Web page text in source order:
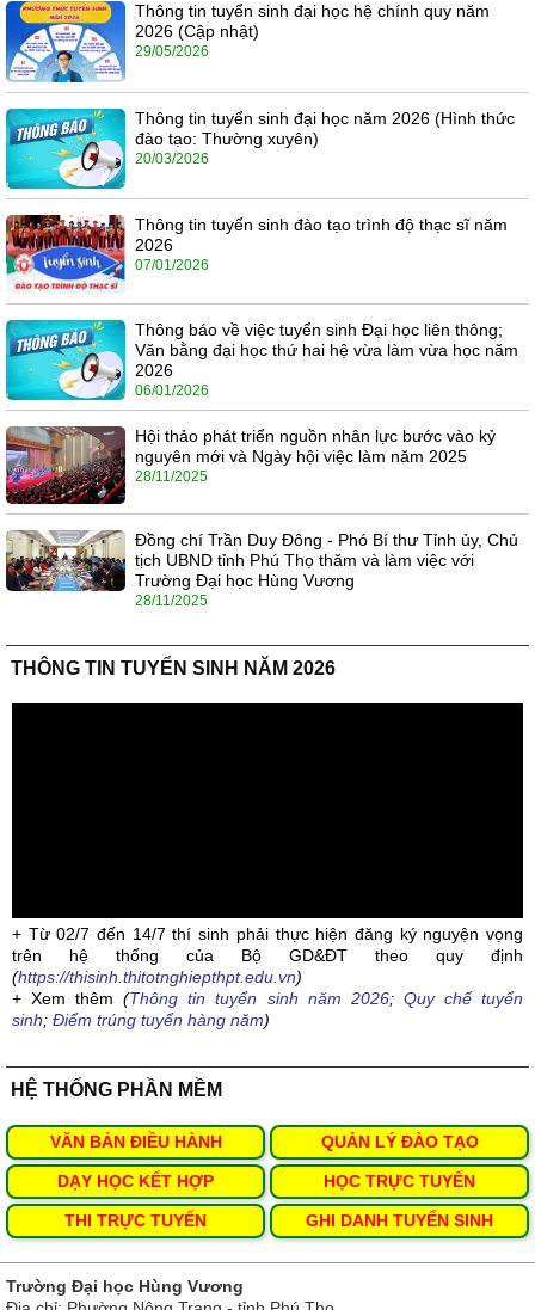
Thông tin tuyển sinh đại học hệ chính quy năm
2026 (Cập nhật)
29/05/2026
Thông tin tuyển sinh đại học năm 2026 (Hình thức
đào tạo: Thường xuyên)
20/03/2026
Thông tin tuyển sinh đào tạo trình độ thạc sĩ năm
2026
07/01/2026
Thông báo về việc tuyển sinh Đại học liên thông;
Văn bằng đại học thứ hai hệ vừa làm vừa học năm
2026
06/01/2026
Hội thảo phát triển nguồn nhân lực bước vào kỷ
nguyên mới và Ngày hội việc làm năm 2025
28/11/2025
Đồng chí Trần Duy Đông - Phó Bí thư Tỉnh ủy, Chủ
tịch UBND tỉnh Phú Thọ thăm và làm việc với
Trường Đại học Hùng Vương
28/11/2025
THÔNG TIN TUYỂN SINH NĂM 2026
+ Từ 02/7 đến 14/7 thí sinh phải thực hiện đăng ký nguyện vọng
trên hệ thống của Bộ GD&ĐT theo quy định
(https://thisinh.thitotnghiepthpt.edu.vn)
+ Xem thêm(Thông tin tuyển sinh năm 2026; Quy chế tuyển
sinh; Điểm trúng tuyển hàng năm)
HỆ THỐNG PHẦN MỀM
VĂN BẢN ĐIỀU HÀNH QUẢN LÝ ĐÀO TẠO
DẠY HỌC KẾT HỢP HỌC TRỰC TUYẾN
THI TRỰC TUYẾN GHI DANH TUYỂN SINH
Trường Đại học Hùng Vương